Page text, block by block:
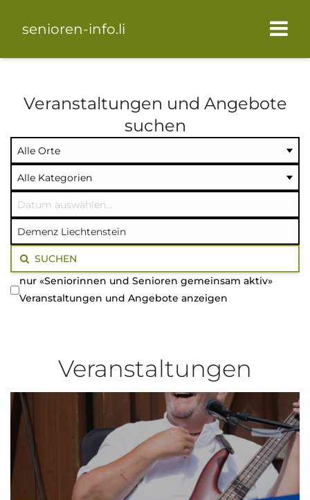
senioren-info.li
Veranstaltungen und Angebote
suchen
auswählen
auswählen
auswählen
Volltextsuche
SUCHEN
nur «Seniorinnen und Senioren gemeinsam aktiv»
Veranstaltungen und Angebote anzeigen
Veranstaltungen